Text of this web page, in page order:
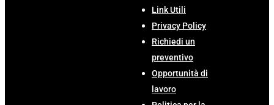
Link Utili
Privacy Policy
Richiedi un
preventivo
Opportunità di
lavoro